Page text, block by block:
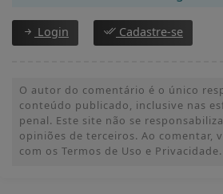
Login Cadastre-se
O autor do comentário é o único
conteúdo publicado, inclusive nas
penal. Este site não se
opiniões de terceiros. Ao comentar,
com os Termos de Uso e Privacidade.